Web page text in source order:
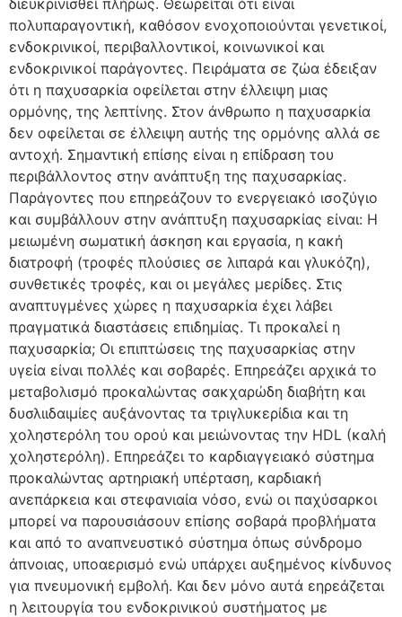
διευκρινισθεί πλήρως. Θεωρείται ότι είναι
πολυπαραγοντική, καθόσον ενοχοποιούνται γενετικοί,
ενδοκρινικοί, περιβαλλοντικοί, κοινωνικοί και
ενδοκρινικοί παράγοντες. Πειράματα σε ζώα έδειξαν
ότι η παχυσαρκία οφείλεται στην έλλειψη μιας
ορμόνης, της λεπτίνης. Στον άνθρωπο η παχυσαρκία
δεν οφείλεται σε έλλειψη αυτής της ορμόνης αλλά σε
αντοχή. Σημαντική επίσης είναι η επίδραση του
περιβάλλοντος στην ανάπτυξη της παχυσαρκίας.
Παράγοντες που επηρεάζουν το ενεργειακό ισοζύγιο
και συμβάλλουν στην ανάπτυξη παχυσαρκίας είναι: Η
μειωμένη σωματική άσκηση και εργασία, η κακή
διατροφή (τροφές πλούσιες σε λιπαρά και γλυκόζη),
συνθετικές τροφές, και οι μεγάλες μερίδες. Στις
αναπτυγμένες χώρες η παχυσαρκία έχει λάβει
πραγματικά διαστάσεις επιδημίας. Τι προκαλεί η
παχυσαρκία; Οι επιπτώσεις της παχυσαρκίας στην
υγεία είναι πολλές και σοβαρές. Επηρεάζει αρχικά το
μεταβολισμό προκαλώντας σακχαρώδη διαβήτη και
δυσλιιδαιμίες αυξάνοντας τα τριγλυκερίδια και τη
χοληστερόλη του ορού και μειώνοντας την HDL (καλή
χοληστερόλη). Επηρεάζει το καρδιαγγειακό σύστημα
προκαλώντας αρτηριακή υπέρταση, καρδιακή
ανεπάρκεια και στεφανιαία νόσο, ενώ οι παχύσαρκοι
μπορεί να παρουσιάσουν επίσης σοβαρά προβλήματα
και από το αναπνευστικό σύστημα όπως σύνδρομο
άπνοιας, υποαερισμό ενώ υπάρχει αυξημένος κίνδυνος
για πνευμονική εμβολή. Και δεν μόνο αυτά εηρεάζεται
η λειτουργία του ενδοκρινικού συστήματος με